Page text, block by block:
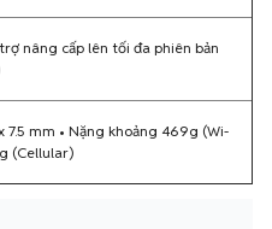
nâng cấp lên tối đa phiên bản
7.5 mm • Nặng khoảng 469g (Wi-
(Cellular)